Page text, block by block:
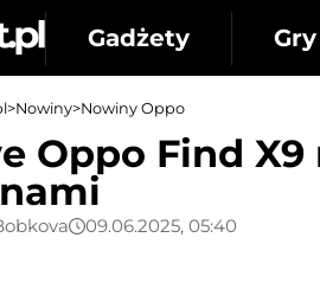
Gadżety Gry
>Nowiny>Nowiny Oppo
Oppo Find
09.06.2025, 05:40